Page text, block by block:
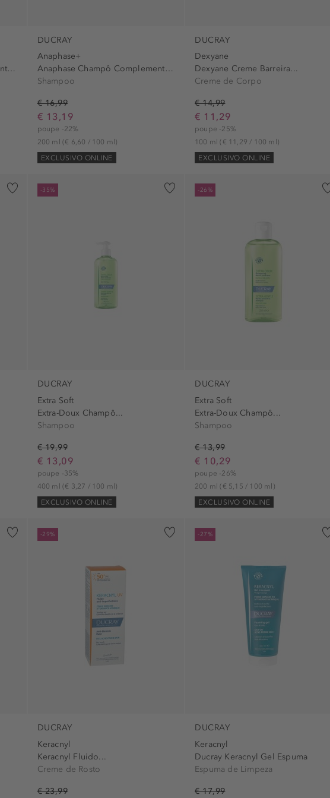
Anaphase Champô Complemento...
DUCRAY
Anaphase+
Anaphase Champô Complemento...
Shampoo
€ 16,99
€ 13,19
poupe -22%
200 ml (€ 6,60 / 100 ml)
EXCLUSIVO ONLINE
DUCRAY
Dexyane
Dexyane Creme Barreira...
Creme de Corpo
€ 14,99
€ 11,29
poupe -25%
100 ml(€ 11,29 / 100 ml)
EXCLUSIVO ONLINE
-35%
DUCRAY
Extra Soft
Extra-Doux Champô...
Shampoo
€ 19,99
€ 13,09
poupe -35%
400 ml (€ 3,27 / 100 ml)
EXCLUSIVO ONLINE
-26%
DUCRAY
Extra Soft
Extra-Doux Champô...
Shampoo
€ 13,99
€ 10,29
poupe -26%
200 ml(€ 5,15 / 100 ml)
EXCLUSIVO ONLINE
-29%
DUCRAY
Keracnyl
Keracnyl Fluido...
Creme de Rosto
€ 23,99
-27%
DUCRAY
Keracnyl
Ducray Keracnyl Gel Espuma
Espuma de Limpeza
€ 17,99